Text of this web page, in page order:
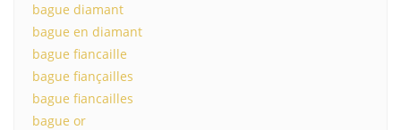
bague diamant
bague en diamant
bague fiancaille
bague fiançailles
bague fiancailles
bague or